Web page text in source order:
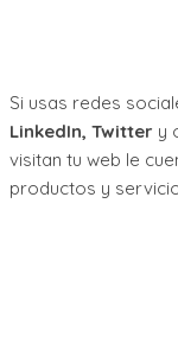
Si usas redes
LinkedIn, Twitter y
visitan tu web le
productos y